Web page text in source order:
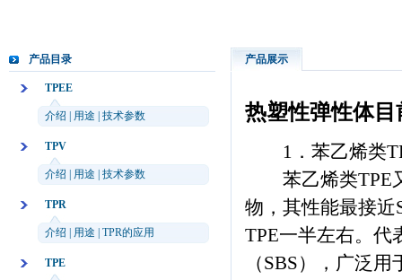
产品目录
TPEE
介绍 用途 技术参数
TPV
介绍 用途 技术参数
TPR
介绍 用途 TPR的应用
TPE
产品展示
热塑性弹性体
1．苯乙烯类
苯乙烯类TPE又
物，其性能最接近
TPE一半左右。代
（SBS），广泛